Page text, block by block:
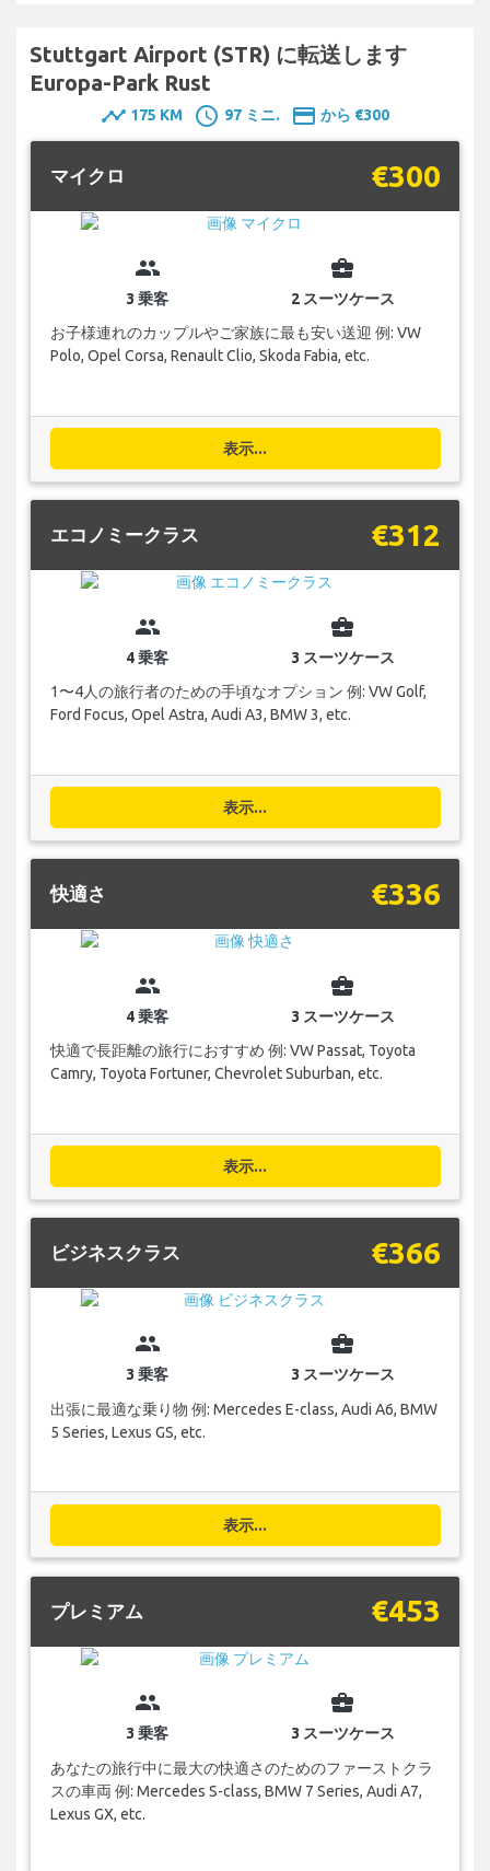
Stuttgart Airport (STR) に転送します
Europa-Park Rust
timeline 175 KM schedule 97 ミニ. payment から €300
マイクロ €300
group
3 乗客
business_center
2 スーツケース
お子様連れのカップルやご家族に最も安い送迎 例: VW
Polo, Opel Corsa, Renault Clio, Skoda Fabia, etc.
表示...
エコノミークラス €312
group
4 乗客
business_center
3 スーツケース
1〜4人の旅行者のための手頃なオプション 例: VW Golf,
Ford Focus, Opel Astra, Audi A3, BMW 3, etc.
表示...
快適さ €336
group
4 乗客
business_center
3 スーツケース
快適で長距離の旅行におすすめ 例: VW Passat, Toyota
Camry, Toyota Fortuner, Chevrolet Suburban, etc.
表示...
ビジネスクラス €366
group
3 乗客
business_center
3 スーツケース
出張に最適な乗り物 例: Mercedes E-class, Audi A6, BMW
5 Series, Lexus GS, etc.
表示...
プレミアム €453
group
3 乗客
business_center
3 スーツケース
あなたの旅行中に最大の快適さのためのファーストクラ
スの車両 例: Mercedes S-class, BMW 7 Series, Audi A7,
Lexus GX, etc.